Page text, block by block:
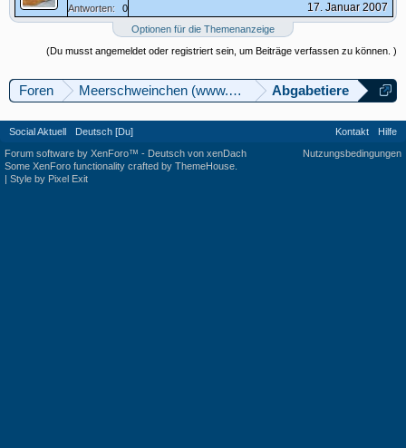
Antworten: 0 17. Januar 2007
Optionen für die Themenanzeige
(Du musst angemeldet oder registriert sein, um Beiträge verfassen zu können. )
Foren Meerschweinchen (www.meerschweinforum.ch)
Abgabetiere
Social Aktuell Deutsch [Du] Kontakt
Hilfe
Nutzungsbedingungen
Forum software by XenForo™ - Deutsch von xenDach
Some XenForo functionality crafted by ThemeHouse
| Style by Pixel Exit